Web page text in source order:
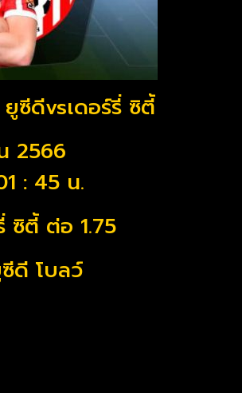
ซีดีvsเดอร์รี่ ซิตี้
2566
: 45 น.
ซิตี้ ต่อ 1.75
ดี โบลว์